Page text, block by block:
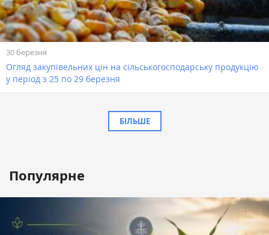
30 березня
Огляд закупівельних цін на сільськогосподарську продукцію
у період з 25 по 29 березня
БІЛЬШЕ
Популярне